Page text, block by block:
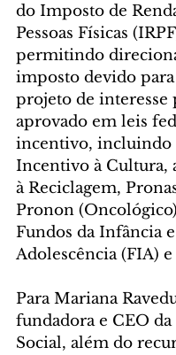
do Imposto de
Pessoas Físicas
permitindo
imposto devido
projeto de interesse
aprovado em leis
incentivo, incluindo
Incentivo à Cultura,
à Reciclagem,
Pronon
Fundos da Infância e
Adolescência (FIA)
Para Mariana
fundadora e CEO
Social, além do